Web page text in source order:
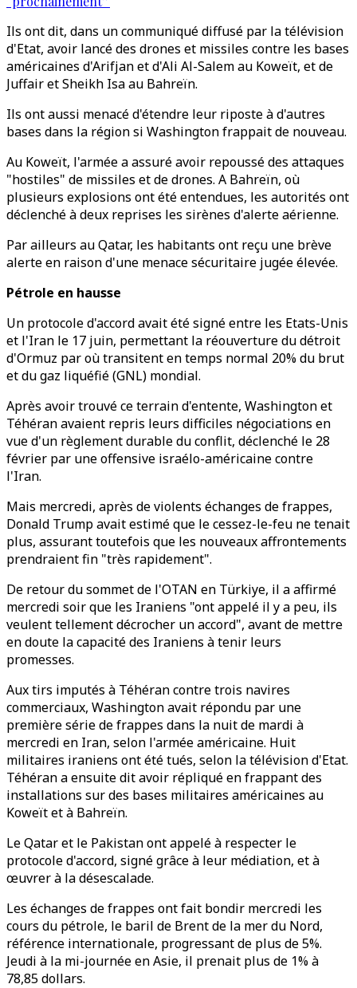
Ils ont dit, dans un communiqué diffusé par la télévision
d'Etat, avoir lancé des drones et missiles contre les bases
américaines d'Arifjan et d'Ali Al-Salem au Koweït, et de
Juffair et Sheikh Isa au Bahreïn.
Ils ont aussi menacé d'étendre leur riposte à d'autres
bases dans la région si Washington frappait de nouveau.
Au Koweït, l'armée a assuré avoir repoussé des attaques
"hostiles" de missiles et de drones. A Bahreïn, où
plusieurs explosions ont été entendues, les autorités ont
déclenché à deux reprises les sirènes d'alerte aérienne.
Par ailleurs au Qatar, les habitants ont reçu une brève
alerte en raison d'une menace sécuritaire jugée élevée.
Pétrole en hausse
Un protocole d'accord avait été signé entre les Etats-Unis
et l'Iran le 17 juin, permettant la réouverture du détroit
d'Ormuz par où transitent en temps normal 20% du brut
et du gaz liquéfié (GNL) mondial.
Après avoir trouvé ce terrain d'entente, Washington et
Téhéran avaient repris leurs difficiles négociations en
vue d'un règlement durable du conflit, déclenché le 28
février par une offensive israélo-américaine contre
l'Iran.
Mais mercredi, après de violents échanges de frappes,
Donald Trump avait estimé que le cessez-le-feu ne tenait
plus, assurant toutefois que les nouveaux affrontements
prendraient fin "très rapidement".
De retour du sommet de l'OTAN en Türkiye, il a affirmé
mercredi soir que les Iraniens "ont appelé il y a peu, ils
veulent tellement décrocher un accord", avant de mettre
en doute la capacité des Iraniens à tenir leurs
promesses.
Aux tirs imputés à Téhéran contre trois navires
commerciaux, Washington avait répondu par une
première série de frappes dans la nuit de mardi à
mercredi en Iran, selon l'armée américaine. Huit
militaires iraniens ont été tués, selon la télévision d'Etat.
Téhéran a ensuite dit avoir répliqué en frappant des
installations sur des bases militaires américaines au
Koweït et à Bahreïn.
Le Qatar et le Pakistan ont appelé à respecter le
protocole d'accord, signé grâce à leur médiation, et à
œuvrer à la désescalade.
Les échanges de frappes ont fait bondir mercredi les
cours du pétrole, le baril de Brent de la mer du Nord,
référence internationale, progressant de plus de 5%.
Jeudi à la mi-journée en Asie, il prenait plus de 1% à
78,85 dollars.